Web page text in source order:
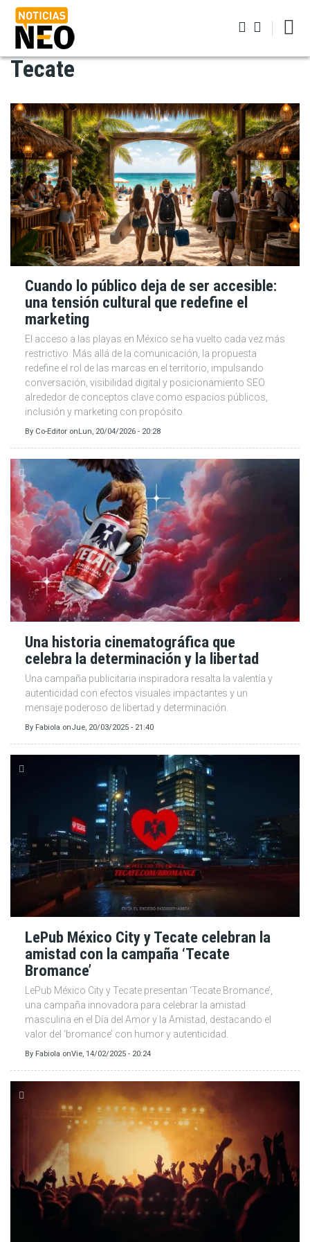
Pasar
contenido
principal
Tecate
Cuando lo público deja de ser accesible:
una tensión cultural que redefine el
marketing
El acceso a las playas en México se ha vuelto cada vez más
restrictivo. Más allá de la comunicación, la propuesta
redefine el rol de las marcas en el territorio, impulsando
conversación, visibilidad digital y posicionamiento SEO
alrededor de conceptos clave como espacios públicos,
inclusión y marketing con propósito.
By Co-Editor on Lun, 20/04/2026 - 20:28
Una historia cinematográfica que
celebra la determinación y la libertad
Una campaña publicitaria inspiradora resalta la valentía y
autenticidad con efectos visuales impactantes y un
mensaje poderoso de libertad y determinación.
By Fabiola onJue, 20/03/2025 - 21:40
LePub México City y Tecate celebran la
amistad con la campaña ‘Tecate
Bromance’
LePub México City y Tecate presentan ‘Tecate Bromance’,
una campaña innovadora para celebrar la amistad
masculina en el Día del Amor y la Amistad, destacando el
valor del ‘bromance’ con humor y autenticidad.
By Fabiola onVie, 14/02/2025 - 20:24